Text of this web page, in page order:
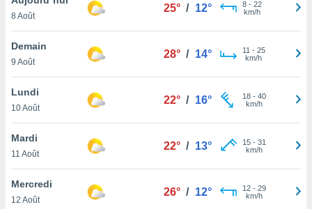
et
»,
au
vous
qu'ils
ou
le
8 Août
25° / 12° 8- 22
km/h
Demain
9 Août
28° / 14° 11 - 25
km/h
Lundi
10 Août
22° / 16° 18- 40
km/h
Mardi
11 Août
22° / 13° 15- 31
km/h
Mercredi
12 Août
26° / 12° 12- 29
km/h